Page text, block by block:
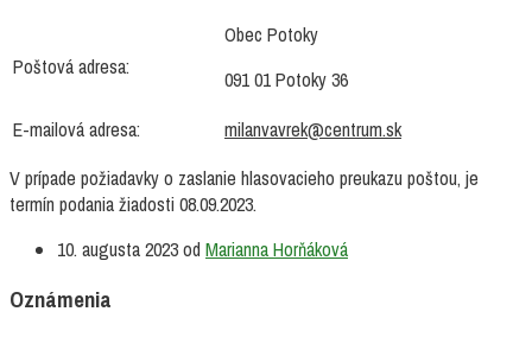
Poštová adresa:
Obec Potoky
091 01 Potoky 36
E-mailová adresa:
milanvavrek@centrum.sk
V prípade požiadavky o zaslanie hlasovacieho preukazu poštou, je
termín podania žiadosti 08.09.2023.
10. augusta 2023od Marianna Horňáková
Oznámenia